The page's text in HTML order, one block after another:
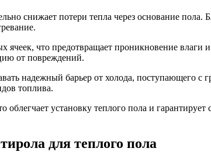
снижает потери тепла через основание пола.
что предотвращает проникновение влаги
от повреждений.
надежный барьер от холода, поступающего
топлива.
установку теплого пола и
для теплого пола